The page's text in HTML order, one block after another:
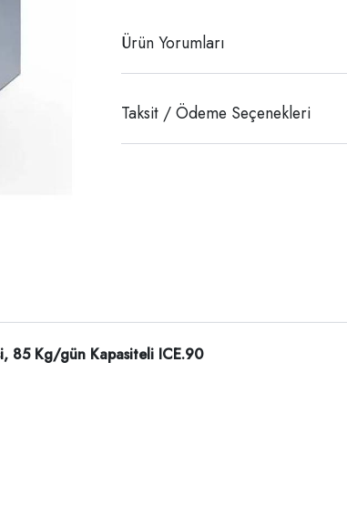
Ürün Yorumları
Taksit / Ödeme Seçenekleri
85 Kg/gün Kapasiteli ICE.90